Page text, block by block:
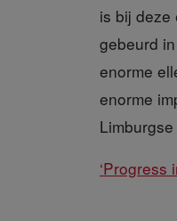
is bij deze
gebeurd
enorme
enorme